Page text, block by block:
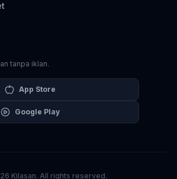
tanpa iklan.
App Store
Google Play
Kilasan. All rights reserved.